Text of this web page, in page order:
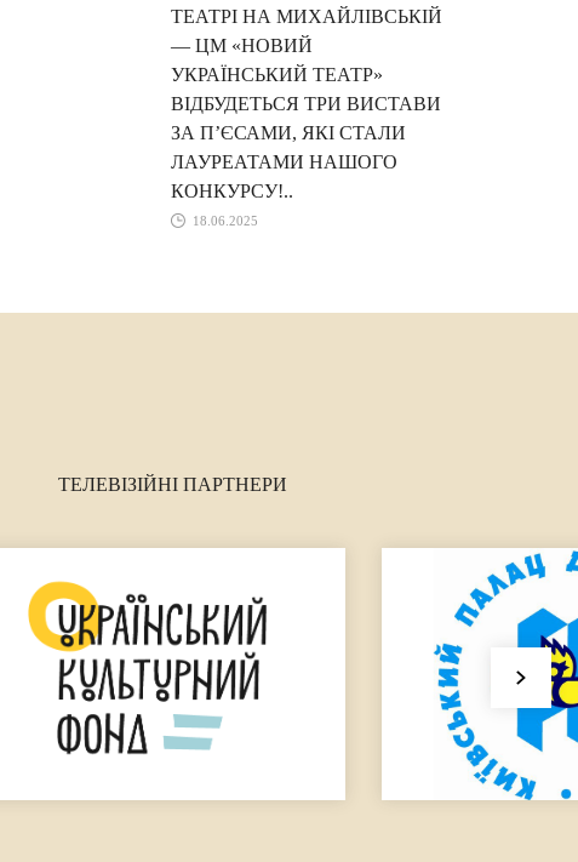
ТЕАТРІ НА МИХАЙЛІВСЬКІЙ
— ЦМ «НОВИЙ
УКРАЇНСЬКИЙ ТЕАТР»
ВІДБУДЕТЬСЯ ТРИ ВИСТАВИ
ЗА П’ЄСАМИ, ЯКІ СТАЛИ
ЛАУРЕАТАМИ НАШОГО
КОНКУРСУ!..
18.06.2025
ТЕЛЕВІЗІЙНІ ПАРТНЕРИ